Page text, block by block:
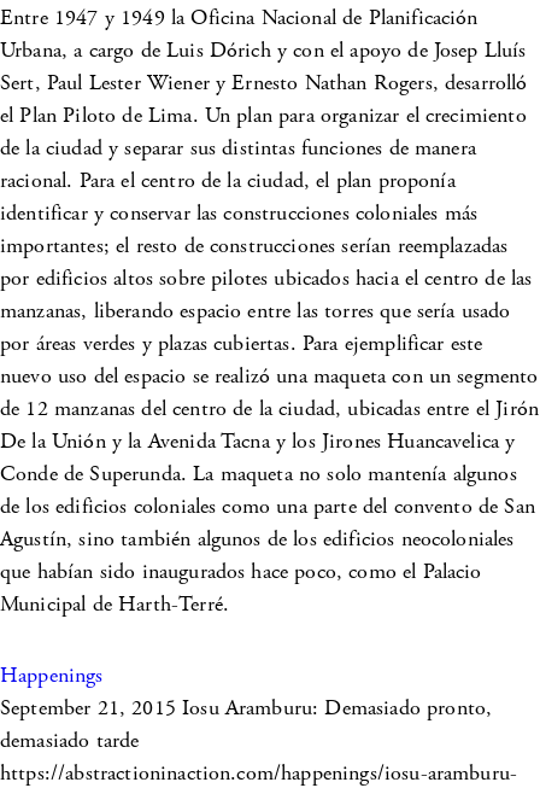
Entre 1947 y 1949 la Oficina Nacional de Planificación
Urbana, a cargo de Luis Dórich y con el apoyo de Josep Lluís
Sert, Paul Lester Wiener y Ernesto Nathan Rogers, desarrolló
el Plan Piloto de Lima. Un plan para organizar el crecimiento
de la ciudad y separar sus distintas funciones de manera
racional. Para el centro de la ciudad, el plan proponía
identificar y conservar las construcciones coloniales más
importantes; el resto de construcciones serían reemplazadas
por edificios altos sobre pilotes ubicados hacia el centro de las
manzanas, liberando espacio entre las torres que sería usado
por áreas verdes y plazas cubiertas. Para ejemplificar este
nuevo uso del espacio se realizó una maqueta con un segmento
de 12 manzanas del centro de la ciudad, ubicadas entre el Jirón
De la Unión y la Avenida Tacna y los Jirones Huancavelica y
Conde de Superunda. La maqueta no solo mantenía algunos
de los edificios coloniales como una parte del convento de San
Agustín, sino también algunos de los edificios neocoloniales
que habían sido inaugurados hace poco, como el Palacio
Municipal de Harth-Terré.
Happenings
September 21, 2015Iosu Aramburu: Demasiado pronto,
demasiado tarde
https://abstractioninaction.com/happenings/iosu-aramburu-